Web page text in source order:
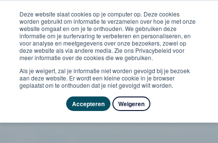
Deze website slaat cookies op je computer op. Deze cookies
worden gebruikt om informatie te verzamelen over hoe je met onze
website omgaat en om je te onthouden. We gebruiken deze
informatie om je surfervaring te verbeteren en personaliseren, en
voor analyse en meetgegevens over onze bezoekers, zowel op
deze website als via andere media. Zie ons Privacybeleid voor
meer informatie over de cookies die we gebruiken.
Als je weigert, zal je informatie niet worden gevolgd bij je bezoek
aan deze website. Er wordt een kleine cookie in je browser
geplaatst om te onthouden dat je niet gevolgd wilt worden.
Accepteren Weigeren